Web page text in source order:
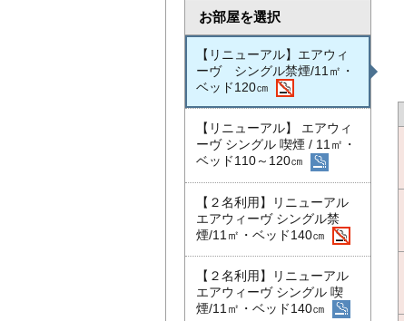
お部屋を選択
【リニューアル】エアウィ
ーヴ シングル禁煙/11㎡・
ベッド120㎝
【リニューアル】 エアウィ
ーヴ シングル 喫煙 / 11㎡・
ベッド110～120㎝
【２名利用】リニューアル
エアウィーヴ シングル禁
煙/11㎡・ベッド140㎝
【２名利用】リニューアル
エアウィーヴ シングル 喫
煙/11㎡・ベッド140㎝